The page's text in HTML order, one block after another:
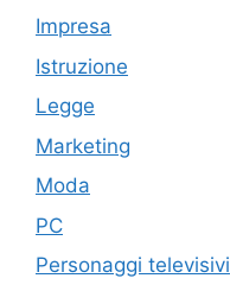
Impresa
Istruzione
Legge
Marketing
Moda
PC
Personaggi televisivi